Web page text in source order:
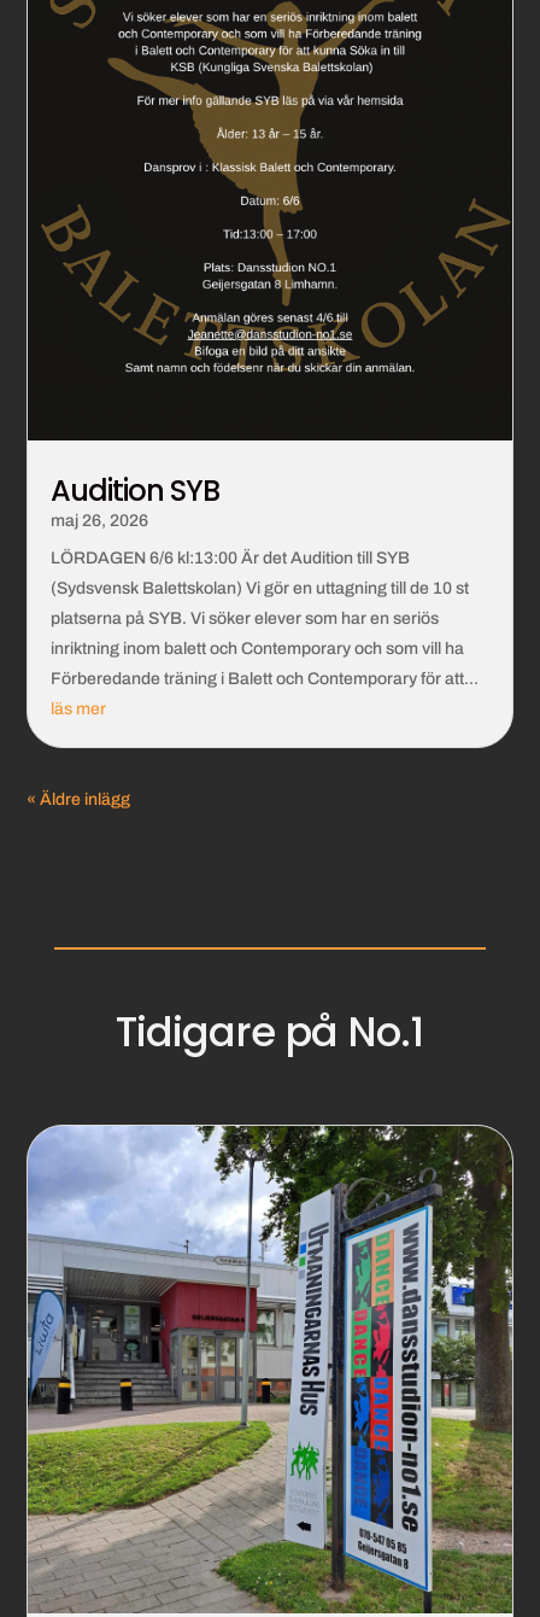
Audition SYB
maj 26, 2026
LÖRDAGEN 6/6 kl:13:00 Är det Audition till SYB
(Sydsvensk Balettskolan) Vi gör en uttagning till de 10 st
platserna på SYB. Vi söker elever som har en seriös
inriktning inom balett och Contemporary och som vill ha
Förberedande träning i Balett och Contemporary för att...
läs mer
« Äldre inlägg
Tidigare på No.1